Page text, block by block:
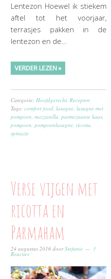
Lentezon Hoewel ik stiekem
aftel tot het voorjaar,
terrasjes pakken in de
lentezon en de…
VERDER LEZEN »
Categorie: Hoofdgerecht Recepten
Tags:comfort food ,lasagne ,lasagne met
pompoen ,mozzarella ,parmezaanse kaas
pompoen ,pompoenlasagne ricotta
spinazie
Verse vijgen met
ricotta en
Parmaham
24 augustus 2016 doorStefanie 3
Reacties